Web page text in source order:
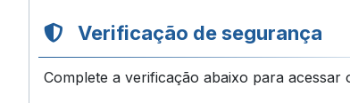
Verificação de segurança
Complete a verificação abaixo para acessar